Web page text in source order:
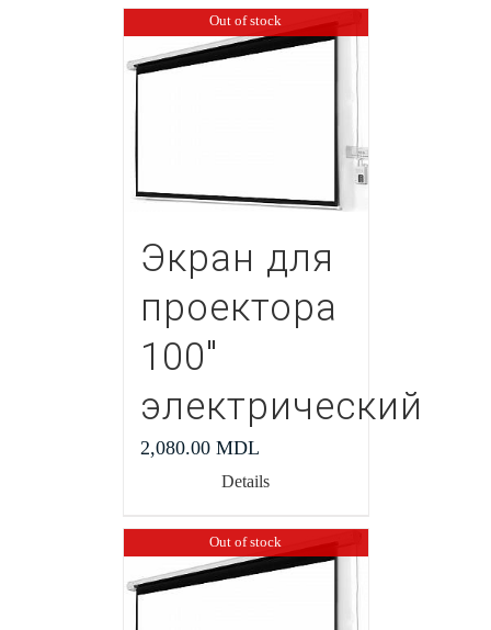
Out of stock
Экран для
проектора
100″
электрический
2,080.00 MDL
Details
Out of stock